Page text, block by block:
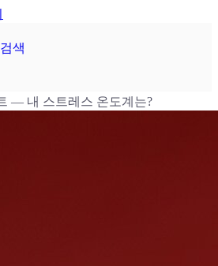
검색
— 내 스트레스 온도계는?